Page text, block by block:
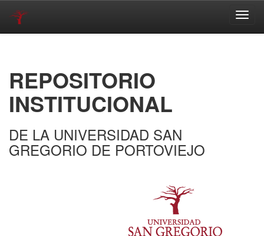
REPOSITORIO
INSTITUCIONAL
DE LA UNIVERSIDAD SAN
GREGORIO DE PORTOVIEJO